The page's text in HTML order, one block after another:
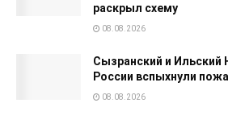
раскрыл схему
08.08.2026
Сызранский и Ильский
России вспыхнули
08.08.2026